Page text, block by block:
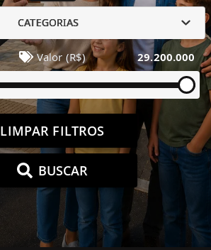
CATEGORIAS
Valor (R$) 29.200.000
LIMPAR FILTROS
BUSCAR